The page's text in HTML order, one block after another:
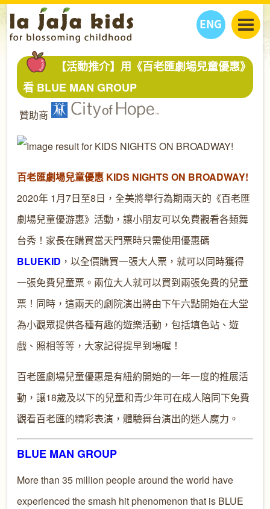
ENG
丫丫看天下
教學活動
丫丫活動
健康生活館
我們的故事
聯絡
丫丫夥伴 + 友情連接
購物
【活動推介】用《百老匯劇場兒童優惠》
看 BLUE MAN GROUP
贊助商
百老匯劇場兒童優惠 KIDS NIGHTS ON BROADWAY!
2020年 1月7日至8日，全美將舉行為期兩天的《百老匯
劇場兒童優游惠》活動，讓小朋友可以免費觀看各類舞
台秀！家長在購買當天門票時只需使用優惠碼
BLUEKID ，以全價購買一張大人票，就可以同時獲得
一張免費兒童票。兩位大人就可以買到兩張免費的兒童
票！同時，這兩天的劇院演出將由下午六點開始在大堂
為小觀眾提供各種有趣的遊樂活動，包括填色站、遊
戲、照相等等，大家記得提早到場喔！
百老匯劇場兒童優惠是有紐約開始的一年一度的推展活
動，讓18歲及以下的兒童和青少年可在成人陪同下免費
觀看百老匯的精彩表演，體驗舞台演出的迷人魔力。
BLUE MAN GROUP
More than 35 million people around the world have
experienced the smash hit phenomenon that is BLUE